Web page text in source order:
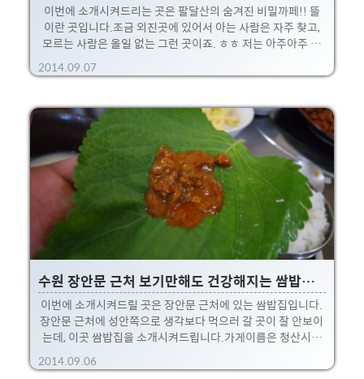
이번에 소개시켜드리는 곳은 팔달산의 숨겨진 비밀까페!! 뜰
이란 곳입니다.조금 외진곳에 있어서 아는 사람은 자주 찾고,
모르는 사람은 올일 없는 그런 곳이죠. ㅎㅎ 저는 아주아주 예
전에 수원사는 분과 만나 이야기할때 처음으로 들려본 곳입니
다.그리고 지인이 오거나 제가 심심할때 들려보기도 합니다.까
략 이런 모습입니다. 삼림욕 까페, 힐링까페라는 컨셉답게 가게
안이나 밖이나 식물들이 우거져 있죠. 혹시 수원역에서 이곳까
지 가려면 가능은 한데, 경사도 좀 있고 빡셉니다.이곳을 목표
로 가는거라면 적당히 택시타고, 위 지도에서 보이는 도서관까
지 가는걸 추천. 자차로도 가능한데, 일방통행이라 길을 잘찾아
가셔야 합니다. 사진에서 보시다시피 주차공간은 어느정도..
2014.09.07
수원 장안문 근처 보기만해도 건강해지는 쌈밥집.청산시골쌈밥 집
이번에 소개시켜드릴 곳은 장안문 근처에 있는 쌈밥집입니다.
장안문 근처에 성안쪽으로 생각보다 먹으러 갈 곳이 잘 안보이
는데, 이곳 쌈밥집을 소개시켜드립니다.가게이름은 청산시골
쌈밥 으로 독특한 외향의 건물로 되어 있습니다.(저 건물 2층은
요가원이라는게 좀 신기할따름 ㅋ)※ 성곽 근처에는 건물 제한
2014.09.06